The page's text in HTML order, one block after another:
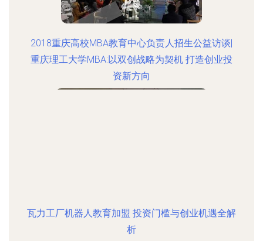
2018重庆高校MBA教育中心负责人招生公益访谈|
重庆理工大学MBA:以双创战略为契机 打造创业投
资新方向
瓦力工厂机器人教育加盟 投资门槛与创业机遇全解
析